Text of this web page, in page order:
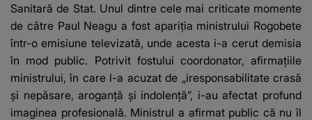
Sanitară de Stat. Unul dintre cele mai criticate momente
de către Paul Neagu a fost apariția ministrului Rogobete
într-o emisiune televizată, unde acesta i-a cerut demisia
în mod public. Potrivit fostului coordonator, afirmațiile
ministrului, în care l-a acuzat de „iresponsabilitate crasă
și nepăsare, aroganță și indolență”, i-au afectat profund
imaginea profesională. Ministrul a afirmat public că nu îl